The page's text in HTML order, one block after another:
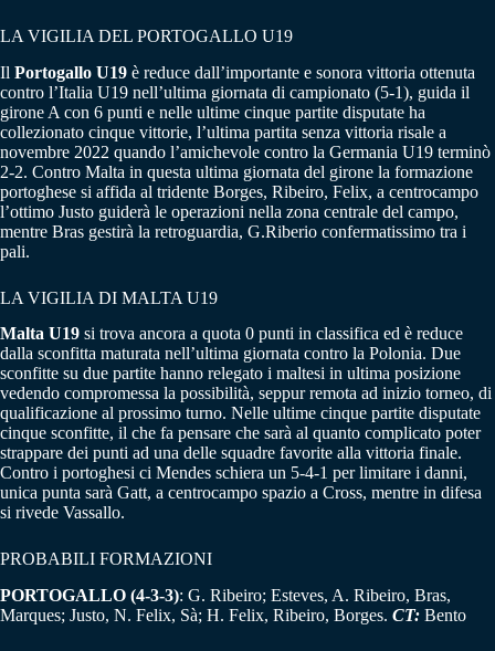
LA VIGILIA DEL PORTOGALLO U19
Il Portogallo U19 è reduce dall’importante e sonora vittoria ottenuta
contro l’Italia U19 nell’ultima giornata di campionato (5-1), guida il
girone A con 6 punti e nelle ultime cinque partite disputate ha
collezionato cinque vittorie, l’ultima partita senza vittoria risale a
novembre 2022 quando l’amichevole contro la Germania U19 terminò
2-2. Contro Malta in questa ultima giornata del girone la formazione
portoghese si affida al tridente Borges, Ribeiro, Felix, a centrocampo
l’ottimo Justo guiderà le operazioni nella zona centrale del campo,
mentre Bras gestirà la retroguardia, G.Riberio confermatissimo tra i
pali.
LA VIGILIA DI MALTA U19
Malta U19 si trova ancora a quota 0 punti in classifica ed è reduce
dalla sconfitta maturata nell’ultima giornata contro la Polonia. Due
sconfitte su due partite hanno relegato i maltesi in ultima posizione
vedendo compromessa la possibilità, seppur remota ad inizio torneo, di
qualificazione al prossimo turno. Nelle ultime cinque partite disputate
cinque sconfitte, il che fa pensare che sarà al quanto complicato poter
strappare dei punti ad una delle squadre favorite alla vittoria finale.
Contro i portoghesi ci Mendes schiera un 5-4-1 per limitare i danni,
unica punta sarà Gatt, a centrocampo spazio a Cross, mentre in difesa
si rivede Vassallo.
PROBABILI FORMAZIONI
PORTOGALLO (4-3-3): G. Ribeiro; Esteves, A. Ribeiro, Bras,
Marques; Justo, N. Felix, Sà; H. Felix, Ribeiro, Borges. CT: Bento